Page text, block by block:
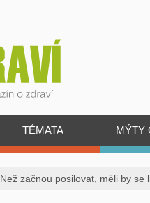
TÉMATA MÝTY
Než začnou posilovat, měli by se